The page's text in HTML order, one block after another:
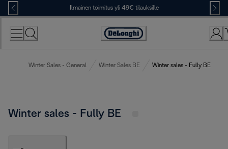
Skip
to
Content
Ilmainen toimitus yli 49€ tilauksille
Accessibility
Winter Sales - General Winter Sales BE Winter sales - Fully BE
Winter sales - Fully BE